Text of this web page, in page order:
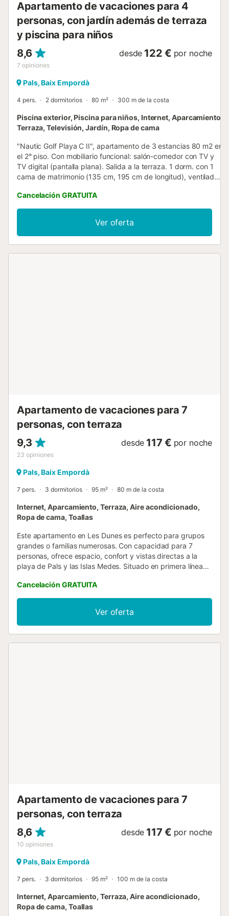
Apartamento de vacaciones para 4
personas, con jardín además de terraza
y piscina para niños
8,6
7 opiniones
desde 122 € por noche
Pals, Baix Empordà
4 pers. 2 dormitorios 80 m² 300 m de la costa
Piscina exterior, Piscina para niños, Internet, Aparcamiento,
Terraza, Televisión, Jardín, Ropa de cama
"Nautic Golf Playa C II", apartamento de 3 estancias 80 m2 en
el 2° piso. Con mobiliario funcional: salón-comedor con TV y
TV digital (pantalla plana). Salida a la terraza. 1 dorm. con 1
cama de matrimonio (135 cm, 195 cm de longitud), ventilador.
ventilador. Cocina abierta (horno, lavavajillas, 4 placas de
vitrocerámica, tostadora, hervidor de agua eléctrico,
microondas, cafetera eléctrica). Baño/bidet/WC. Ningún tipo
de calefacción. Terraza. Muebles de terraza. Vista a la
piscina. El alojamiento dispone de: lavadora, plancha, trona,
Cancelación GRATUITA
Ver oferta
Apartamento de vacaciones para 7
personas, con terraza
9,3
23 opiniones
desde 117 € por noche
Pals, Baix Empordà
7 pers. 3 dormitorios 95 m² 80 m de la costa
Internet, Aparcamiento, Terraza, Aire acondicionado,
Ropa de cama, Toallas
Este apartamento en Les Dunes es perfecto para grupos
grandes o familias numerosas. Con capacidad para 7
personas, ofrece espacio, confort y vistas directas a la
playa de Pals y las Islas Medes. Situado en primera línea
inolvidables rodeado de naturaleza y tranquilidad.
IMPORTANTE - Se admiten mascotas con un suplemento
de 8 € por noche (mínimo 25 € - máximo 56 €). - No se
permiten fiestas. DETALLES DEL ALOJAMIENTO - Este
alojamiento de 95 m² ofrece un espacio amplio y acogedor
Cancelación GRATUITA
Ver oferta
Apartamento de vacaciones para 7
personas, con terraza
8,6
10 opiniones
desde 117 € por noche
Pals, Baix Empordà
7 pers. 3 dormitorios 95 m² 100 m de la costa
Internet, Aparcamiento, Terraza, Aire acondicionado,
Ropa de cama, Toallas